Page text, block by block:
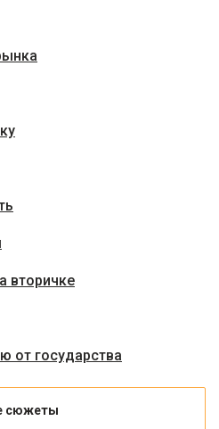
вторичке
от государства
сюжеты